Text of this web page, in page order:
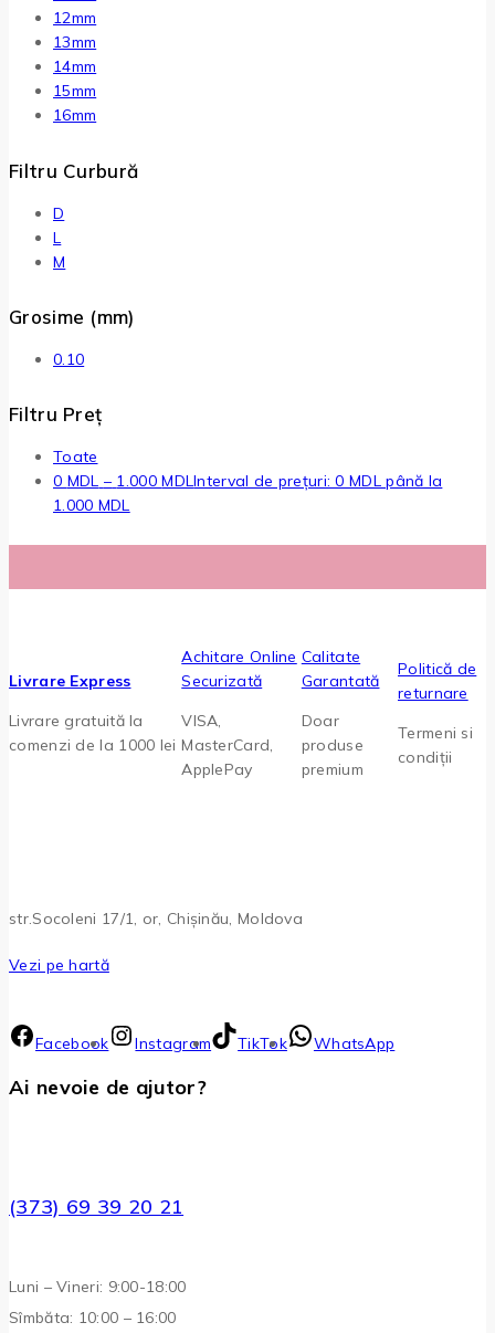
12mm
13mm
14mm
15mm
16mm
Filtru Curbură
D
L
M
Grosime (mm)
0.10
Filtru Preț
Toate
0 MDL – 1.000MDLInterval de prețuri: 0 MDL până la
1.000 MDL
Livrare Express
Livrare gratuită la
comenzi de la 1000 lei
Achitare Online
Securizată
VISA,
MasterCard,
ApplePay
Calitate
Garantată
Doar
produse
premium
Politică de
returnare
Termeni si
condiții
str.Socoleni 17/1, or, Chișinău, Moldova
Vezi pe hartă
Facebook Instagram TikTok WhatsApp
Ai nevoie de ajutor?
(373) 69 39 20 21
Luni – Vineri: 9:00-18:00
Sîmbăta: 10:00 – 16:00